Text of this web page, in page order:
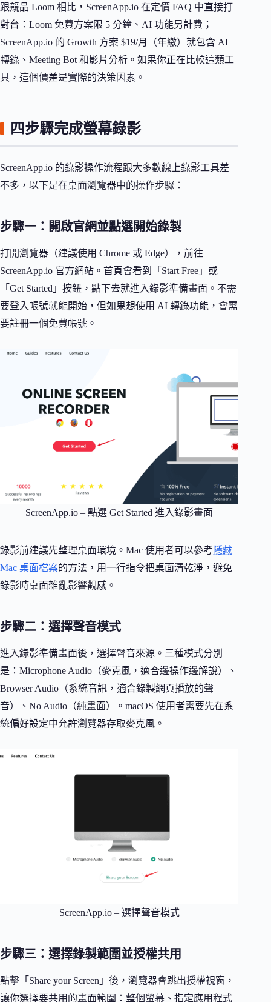
跟競品 Loom 相比，ScreenApp.io 在定價 FAQ 中直接打
對台：Loom 免費方案限 5 分鐘、AI 功能另計費；
ScreenApp.io 的 Growth 方案 $19/月（年繳）就包含 AI
轉錄、Meeting Bot 和影片分析。如果你正在比較這類工
具，這個價差是實際的決策因素。
四步驟完成螢幕錄影
ScreenApp.io 的錄影操作流程跟大多數線上錄影工具差
不多，以下是在桌面瀏覽器中的操作步驟：
步驟一：開啟官網並點選開始錄製
打開瀏覽器（建議使用 Chrome 或 Edge），前往
ScreenApp.io 官方網站。首頁會看到「Start Free」或
「Get Started」按鈕，點下去就進入錄影準備畫面。不需
要登入帳號就能開始，但如果想使用 AI 轉錄功能，會需
要註冊一個免費帳號。
ScreenApp.io – 點選 Get Started 進入錄影畫面
錄影前建議先整理桌面環境。Mac 使用者可以參考 隱藏
Mac 桌面檔案的方法，用一行指令把桌面清乾淨，避免
錄影時桌面雜亂影響觀感。
步驟二：選擇聲音模式
進入錄影準備畫面後，選擇聲音來源。三種模式分別
是：Microphone Audio（麥克風，適合邊操作邊解說）、
Browser Audio（系統音訊，適合錄製網頁播放的聲
音）、No Audio（純畫面）。macOS 使用者需要先在系
統偏好設定中允許瀏覽器存取麥克風。
ScreenApp.io – 選擇聲音模式
步驟三：選擇錄製範圍並授權共用
點擊「Share your Screen」後，瀏覽器會跳出授權視窗，
讓你選擇要共用的畫面範圍：整個螢幕、指定應用程式